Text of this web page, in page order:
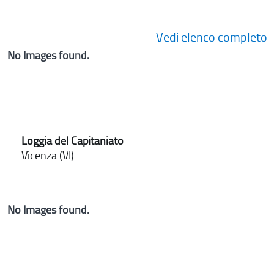
Vedi elenco completo
No Images found.
Loggia del Capitaniato
Vicenza (VI)
No Images found.